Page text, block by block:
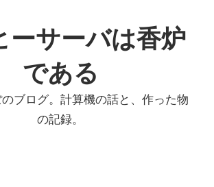
ーサーバは香炉
である
ブログ。計算機の話と、作った物
の記録。